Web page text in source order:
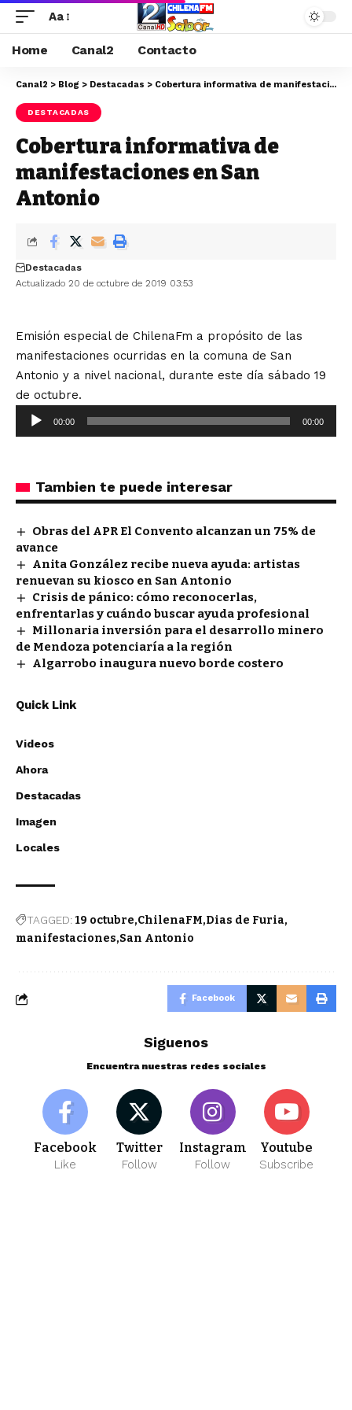
Aa
Home Canal2 Contacto
Canal2 > Blog > Destacadas > Cobertura informativa de manifestaciones en San Antonio
DESTACADAS
Cobertura informativa de
manifestaciones en San
Antonio
Actualizado 20 de octubre de 2019 03:53
Destacadas
Emisión especial de ChilenaFm a propósito de las
manifestaciones ocurridas en la comuna de San
Antonio y a nivel nacional, durante este día sábado 19
de octubre.
Reproductor
de
00:00 00:00
Tambien te puede interesar
Obras del APR El Convento alcanzan un 75% de
avance
Anita González recibe nueva ayuda: artistas
renuevan su kiosco en San Antonio
Crisis de pánico: cómo reconocerlas,
enfrentarlas y cuándo buscar ayuda profesional
Millonaria inversión para el desarrollo minero
de Mendoza potenciaría a la región
Algarrobo inaugura nuevo borde costero
Quick Link
Videos
Ahora
Destacadas
Imagen
Locales
TAGGED:19 octubre ChilenaFM Dias de Furia
manifestaciones San Antonio
Facebook
Siguenos
Encuentra nuestras redes sociales
Facebook
Like
Twitter
Follow
Instagram
Follow
Youtube
Subscribe